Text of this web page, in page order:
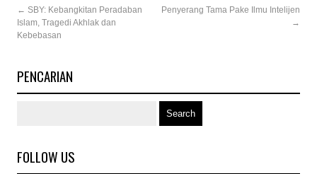
← SBY: Kebangkitan Peradaban
Islam, Tragedi Akhlak dan
Kebebasan
Penyerang Tama Pake Ilmu Intelijen
→
PENCARIAN
FOLLOW US